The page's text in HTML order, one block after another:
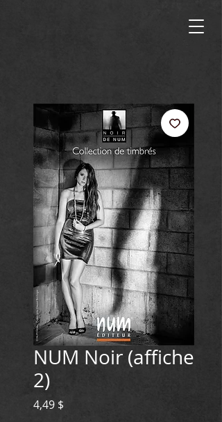
NUM Noir (affiche
2)
4,49 $